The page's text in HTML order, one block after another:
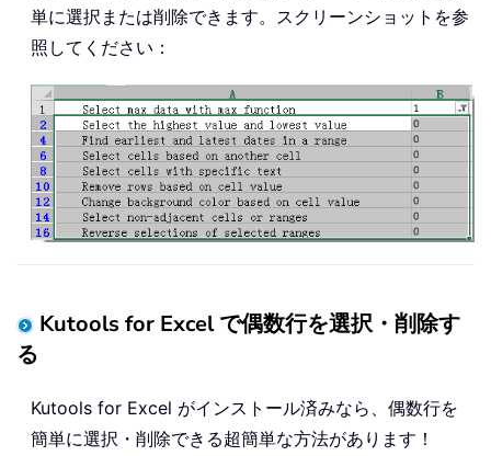
単に選択または削除できます。スクリーンショットを参
照してください：
Kutools for Excel で偶数行を選択・削除す
る
Kutools for Excel がインストール済みなら、偶数行を
簡単に選択・削除できる超簡単な方法があります！